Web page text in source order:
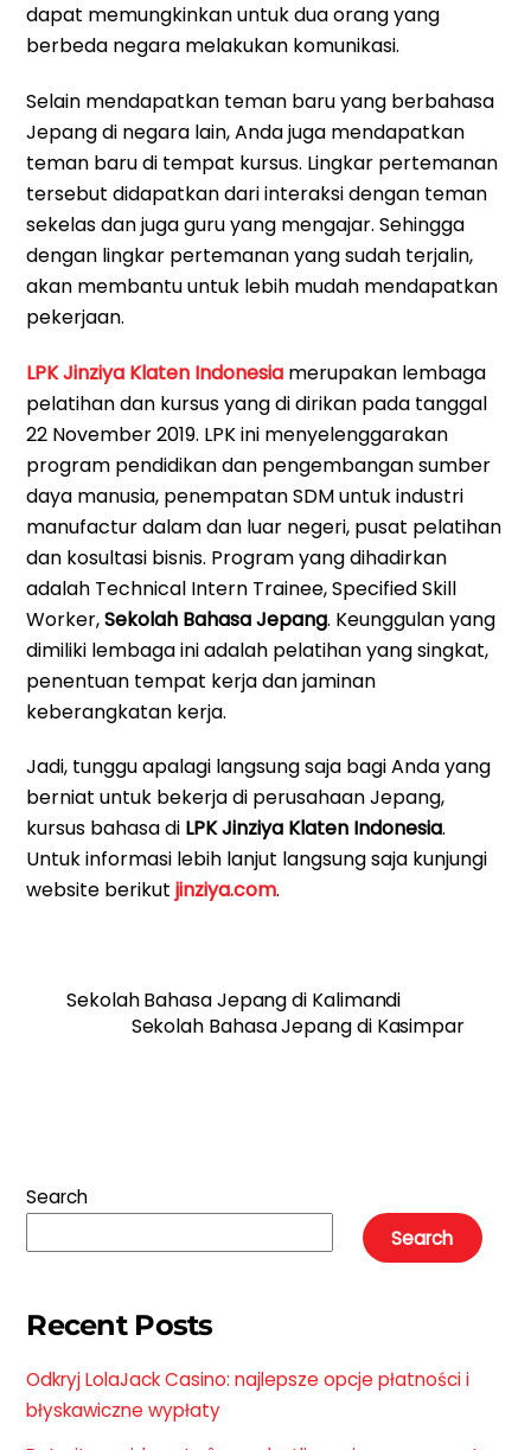
dapat memungkinkan untuk dua orang yang
berbeda negara melakukan komunikasi.
Selain mendapatkan teman baru yang berbahasa
Jepang di negara lain, Anda juga mendapatkan
teman baru di tempat kursus. Lingkar pertemanan
tersebut didapatkan dari interaksi dengan teman
sekelas dan juga guru yang mengajar. Sehingga
dengan lingkar pertemanan yang sudah terjalin,
akan membantu untuk lebih mudah mendapatkan
pekerjaan.
LPK Jinziya Klaten Indonesia merupakan lembaga
pelatihan dan kursus yang di dirikan pada tanggal
22 November 2019. LPK ini menyelenggarakan
program pendidikan dan pengembangan sumber
daya manusia, penempatan SDM untuk industri
manufactur dalam dan luar negeri, pusat pelatihan
dan kosultasi bisnis. Program yang dihadirkan
adalah Technical Intern Trainee, Specified Skill
Worker,Sekolah Bahasa Jepang. Keunggulan yang
dimiliki lembaga ini adalah pelatihan yang singkat,
penentuan tempat kerja dan jaminan
keberangkatan kerja.
Jadi, tunggu apalagi langsung saja bagi Anda yang
berniat untuk bekerja di perusahaan Jepang,
kursus bahasa di LPK Jinziya Klaten Indonesia.
Untuk informasi lebih lanjut langsung saja kunjungi
website berikutjinziya.com.
Sekolah Bahasa Jepang di Kalimandi
Sekolah Bahasa Jepang di Kasimpar
Search
Search
Recent Posts
Odkryj LolaJack Casino: najlepsze opcje płatności i
błyskawiczne wypłaty